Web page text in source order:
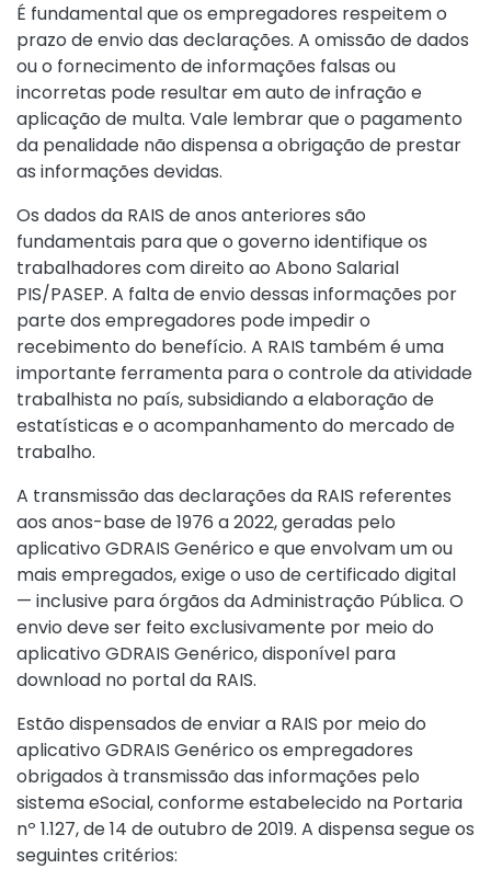
É fundamental que os empregadores respeitem o
prazo de envio das declarações. A omissão de dados
ou o fornecimento de informações falsas ou
incorretas pode resultar em auto de infração e
aplicação de multa. Vale lembrar que o pagamento
da penalidade não dispensa a obrigação de prestar
as informações devidas.
Os dados da RAIS de anos anteriores são
fundamentais para que o governo identifique os
trabalhadores com direito ao Abono Salarial
PIS/PASEP. A falta de envio dessas informações por
parte dos empregadores pode impedir o
recebimento do benefício. A RAIS também é uma
importante ferramenta para o controle da atividade
trabalhista no país, subsidiando a elaboração de
estatísticas e o acompanhamento do mercado de
trabalho.
A transmissão das declarações da RAIS referentes
aos anos-base de 1976 a 2022, geradas pelo
aplicativo GDRAIS Genérico e que envolvam um ou
mais empregados, exige o uso de certificado digital
— inclusive para órgãos da Administração Pública. O
envio deve ser feito exclusivamente por meio do
aplicativo GDRAIS Genérico, disponível para
download no portal da RAIS.
Estão dispensados de enviar a RAIS por meio do
aplicativo GDRAIS Genérico os empregadores
obrigados à transmissão das informações pelo
sistema eSocial, conforme estabelecido na Portaria
nº 1.127, de 14 de outubro de 2019. A dispensa segue os
seguintes critérios: